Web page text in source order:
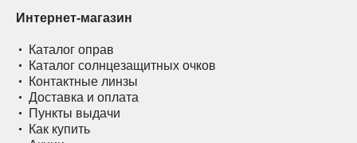
Интернет-магазин
Каталог оправ
Каталог солнцезащитных очков
Контактные линзы
Доставка и оплата
Пункты выдачи
Как купить